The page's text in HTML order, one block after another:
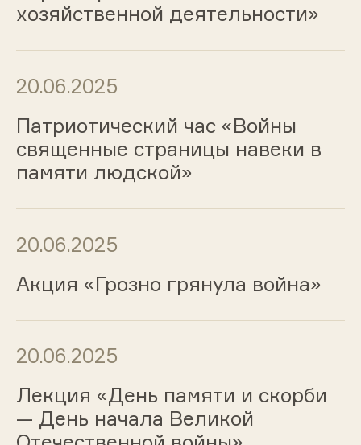
хозяйственной деятельности»
20.06.2025
Патриотический час «Войны
священные страницы навеки в
памяти людской»
20.06.2025
Акция «Грозно грянула война»
20.06.2025
Лекция «День памяти и скорби
— День начала Великой